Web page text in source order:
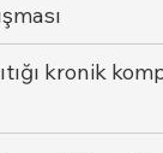
kronik